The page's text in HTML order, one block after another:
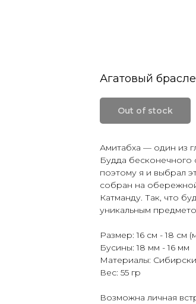
Агатовый
Out of stock
Амитабха — один из
Будда бесконечного
поэтому я и выбрал
собран на
Катманду. Так, что
уникальным
Размер: 16 см - 18 см
Бусины: 18 мм - 16 мм
Материалы:
Вес: 55 гр
Возможна личная